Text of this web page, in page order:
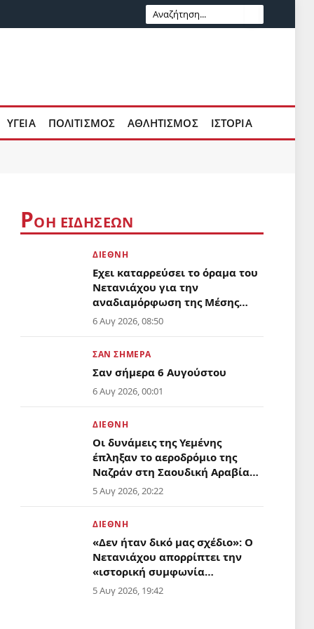
ΥΓΕΊΑ ΠΟΛΙΤΙΣΜΌΣ ΑΘΛΗΤΙΣΜΌΣ ΙΣΤΟΡΊΑ
ΡΟΉ ΕΙΔΉΣΕΩΝ
ΔΙΕΘΝΉ
Εχει καταρρεύσει το όραμα του
Νετανιάχου για την
αναδιαμόρφωση της Μέσης
Ανατολής;
6 Αυγ 2026, 08:50
ΣΑΝ ΣΉΜΕΡΑ
Σαν σήμερα 6 Αυγούστου
6 Αυγ 2026, 00:01
ΔΙΕΘΝΉ
Οι δυνάμεις της Υεμένης
έπληξαν το αεροδρόμιο της
Ναζράν στη Σαουδική Αραβία
και ένα τάνκερ
5 Αυγ 2026, 20:22
ΔΙΕΘΝΉ
«Δεν ήταν δικό μας σχέδιο»: Ο
Νετανιάχου απορρίπτει την
«ιστορική συμφωνία
αφοπλισμού» της Γάζας που
5 Αυγ 2026, 19:42